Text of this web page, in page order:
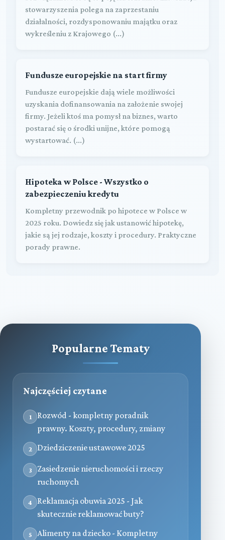
stowarzyszenia polega na zaprzestaniu
działalności, rozdysponowaniu majątku oraz
wykreśleniu z Krajowego (...)
Fundusze europejskie na start firmy
Fundusze europejskie dają wiele możliwości
uzyskania dofinansowania na założenie swojej
firmy. Jeżeli ktoś ma pomysł na biznes, warto
postarać się o środki unijne, które pomogą
wystartować. (...)
Hipoteka w Polsce - Wszystko o
zabezpieczeniu kredytu
Kompletny przewodnik po hipotece w Polsce w
2025 roku. Dowiedz się jak ustanowić hipotekę,
jakie są jej rodzaje, koszty i procedury. Praktyczne
porady prawne.
Popularne Tematy
Najczęściej czytane
1
Rozwód - kompletny poradnik
prawny. Koszty, procedury, zmiany
2 Dziedziczenie ustawowe 2025
3
Zasiedzenie nieruchomości i rzeczy
ruchomych
4
Reklamacja obuwia 2025 - Jak
skutecznie reklamować buty?
5
Alimenty na dziecko - Kompletny